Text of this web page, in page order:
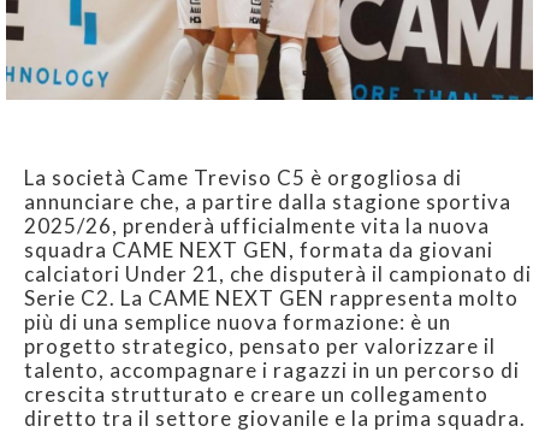
La società Came Treviso C5 è orgogliosa di
annunciare che, a partire dalla stagione sportiva
2025/26, prenderà ufficialmente vita la nuova
squadra CAME NEXT GEN, formata da giovani
calciatori Under 21, che disputerà il campionato di
Serie C2. La CAME NEXT GEN rappresenta molto
più di una semplice nuova formazione: è un
progetto strategico, pensato per valorizzare il
talento, accompagnare i ragazzi in un percorso di
crescita strutturato e creare un collegamento
diretto tra il settore giovanile e la prima squadra.